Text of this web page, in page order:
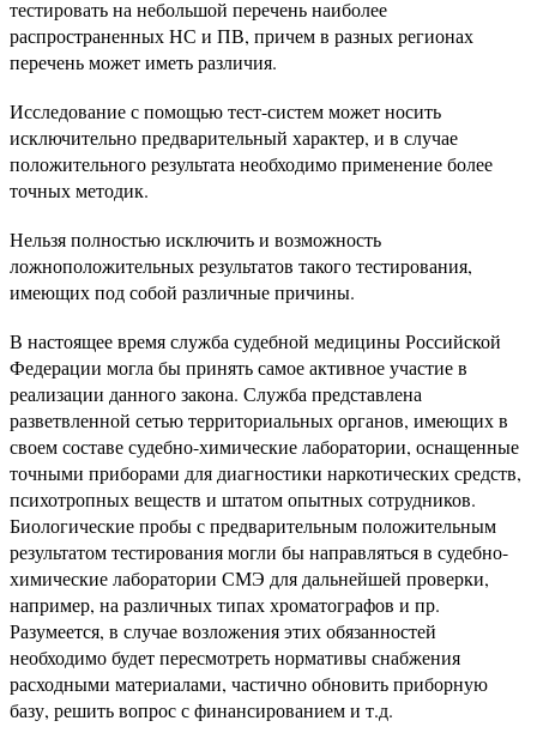
тестировать на небольшой перечень наиболее
распространенных НС и ПВ, причем в разных регионах
перечень может иметь различия.
Исследование с помощью тест-систем может носить
исключительно предварительный характер, и в случае
положительного результата необходимо применение более
точных методик.
Нельзя полностью исключить и возможность
ложноположительных результатов такого тестирования,
имеющих под собой различные причины.
В настоящее время служба судебной медицины Российской
Федерации могла бы принять самое активное участие в
реализации данного закона. Служба представлена
разветвленной сетью территориальных органов, имеющих в
своем составе судебно-химические лаборатории, оснащенные
точными приборами для диагностики наркотических средств,
психотропных веществ и штатом опытных сотрудников.
Биологические пробы с предварительным положительным
результатом тестирования могли бы направляться в судебно-
химические лаборатории СМЭ для дальнейшей проверки,
например, на различных типах хроматографов и пр.
Разумеется, в случае возложения этих обязанностей
необходимо будет пересмотреть нормативы снабжения
расходными материалами, частично обновить приборную
базу, решить вопрос с финансированием и т.д.